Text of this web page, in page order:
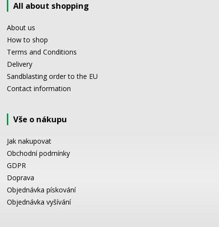
All about shopping
About us
How to shop
Terms and Conditions
Delivery
Sandblasting order to the EU
Contact information
Vše o nákupu
Jak nakupovat
Obchodní podmínky
GDPR
Doprava
Objednávka pískování
Objednávka vyšívání